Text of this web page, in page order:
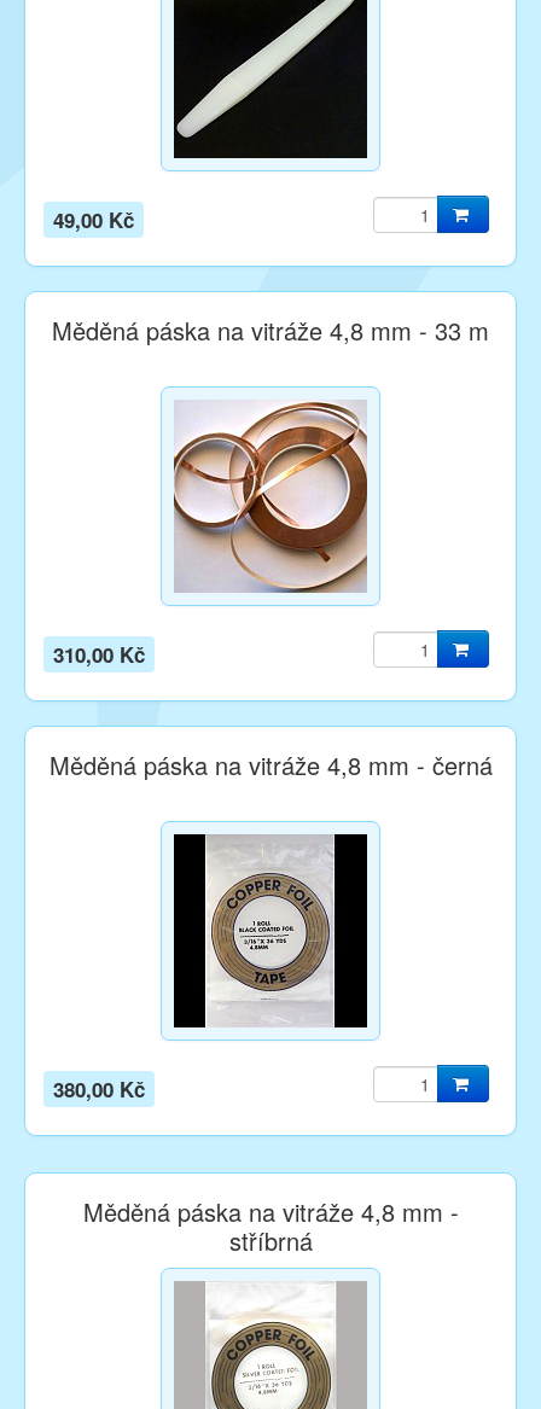
49,00 Kč
Měděná páska na vitráže 4,8 mm - 33 m
310,00 Kč
Měděná páska na vitráže 4,8 mm - černá
380,00 Kč
Měděná páska na vitráže 4,8 mm -
stříbrná